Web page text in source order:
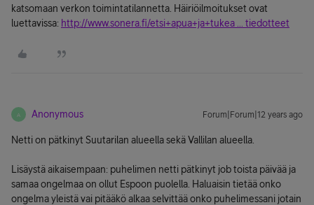
katsomaan verkon toimintatilannetta. Häiriöilmoitukset ovat
luettavissa: http://www.sonera.fi/etsi+apua+ja+tukea ... tiedotteet
A Anonymous Forum|Forum|12 years ago
Netti on pätkinyt Suutarilan alueella sekä Vallilan alueella.
Lisäystä aikaisempaan: puhelimen netti pätkinyt job toista päivää ja
samaa ongelmaa on ollut Espoon puolella. Haluaisin tietää onko
ongelma yleistä vai pitääkö alkaa selvittää onko puhelimessani jotain